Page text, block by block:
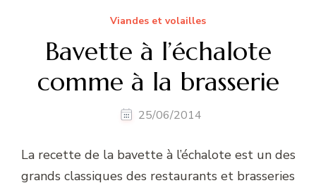
Viandes et volailles
Bavette à l’échalote
comme à la brasserie
25/06/2014
La recette de la bavette à l’échalote est un des
grands classiques des restaurants et brasseries